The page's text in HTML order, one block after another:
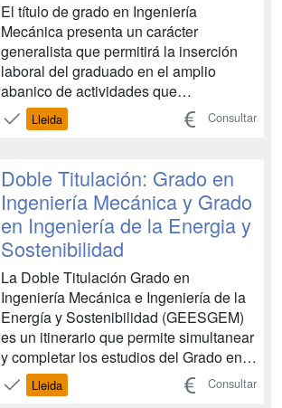
El título de grado en Ingeniería
Mecánica presenta un carácter
generalista que permitirá la inserción
laboral del graduado en el amplio
abanico de actividades que
actualmente desarrolla el titulado en
Ingeniería Técnica Industrial,
titulación, que se extingue con los
grados, se inició en la EPS el curso
1997/98...
Lleida Consultar
Doble Titulación: Grado en
Ingeniería Mecánica y Grado
en Ingeniería de la Energia y
Sostenibilidad
La Doble Titulación Grado en
Ingeniería Mecánica e Ingeniería de la
Energía y Sostenibilidad (GEESGEM)
es un itinerario que permite simultanear
y completar los estudios del Grado en
Ingeniería de la Energía y
Sostenibilidad (GEES) y el Grado en
Lleida Consultar